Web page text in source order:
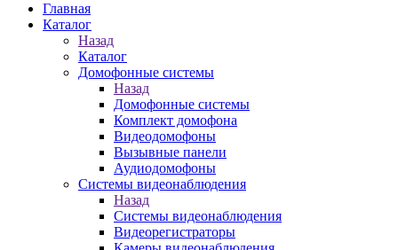
Главная
Каталог
Назад
Каталог
Домофонные системы
Назад
Домофонные системы
Комплект домофона
Видеодомофоны
Вызывные панели
Аудиодомофоны
Системы видеонаблюдения
Назад
Системы видеонаблюдения
Видеорегистраторы